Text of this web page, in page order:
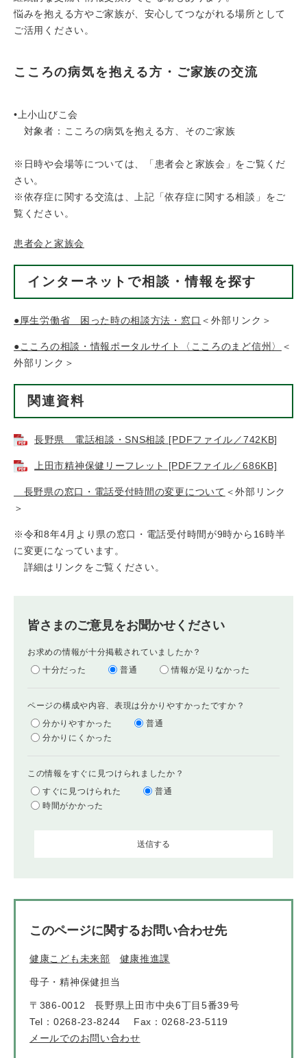
悩みを抱える方やご家族が、安心してつながれる場所として
ご活用ください。
こころの病気を抱える方・ご家族の交流
•上小山びこ会
対象者：こころの病気を抱える方、そのご家族
※日時や会場等については、「患者会と家族会」をご覧くだ
さい。
※依存症に関する交流は、上記「依存症に関する相談」をご
覧ください。
患者会と家族会
インターネットで相談・情報を探す
●厚生労働省 困った時の相談方法・窓口 ＜外部リンク＞
●こころの相談・情報ポータルサイト〈こころのまど信州〉
＜
外部リンク＞
関連資料
長野県 電話相談・SNS相談 [PDFファイル／742KB]
上田市精神保健リーフレット [PDFファイル／686KB]
長野県の窓口・電話受付時間の変更について ＜外部リンク
＞
※令和8年4月より県の窓口・電話受付時間が9時から16時半
に変更になっています。
詳細はリンクをご覧ください。
皆さまのご意見をお聞かせください
お求めの情報が十分掲載されていましたか？
十分だった
普通 情報が足りなかった
ページの構成や内容、表現は分かりやすかったですか？
分かりやすかった
普通
分かりにくかった
この情報をすぐに見つけられましたか？
すぐに見つけられた
普通
時間がかかった
このページに関するお問い合わせ先
健康こども未来部 健康推進課
母子・精神保健担当
〒386-0012
長野県上田市中央6丁目5番39号
Tel：0268-23-8244
Fax：0268-23-5119
メールでのお問い合わせ